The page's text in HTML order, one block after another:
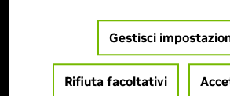
P934547
Prodotto esaurito
Gestisci
Rifiuta facoltativi